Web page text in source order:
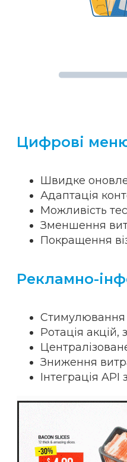
Цифрові
Швидке
Адаптація
Можливість
Зменшення
Покращення
Рекламно-
Стимулювання
Ротація акцій,
Зниження
Інтеграція